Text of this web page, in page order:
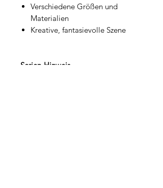
Verschiedene Größen und
Materialien
Kreative, fantasievolle Szene
Serien-Hinweis